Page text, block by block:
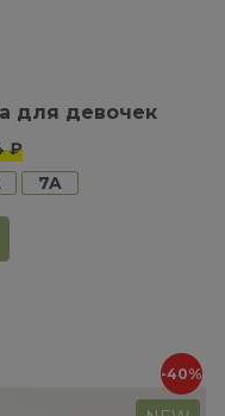
для девочек
₽
7A
-40%